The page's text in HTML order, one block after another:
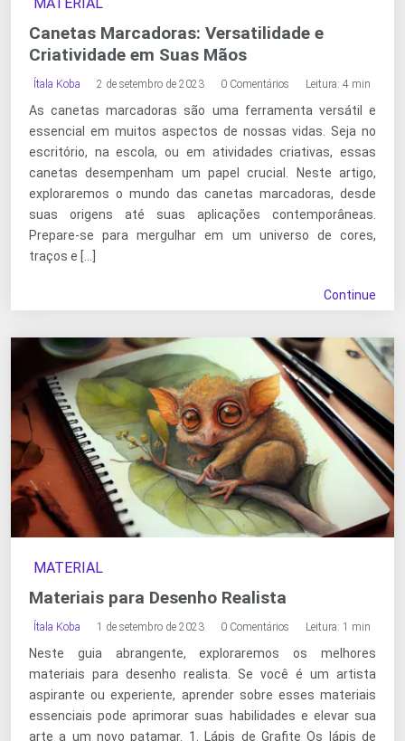
Canetas Marcadoras: Versatilidade e
Criatividade em Suas Mãos
Ítala Koba 2 de setembro de 2023 0 Comentários Leitura: 4 min
As canetas marcadoras são uma ferramenta versátil e
essencial em muitos aspectos de nossas vidas. Seja no
escritório, na escola, ou em atividades criativas, essas
canetas desempenham um papel crucial. Neste artigo,
exploraremos o mundo das canetas marcadoras, desde
suas origens até suas aplicações contemporâneas.
Prepare-se para mergulhar em um universo de cores,
traços e […]
Continue
MATERIAL
Materiais para Desenho Realista
Ítala Koba 1 de setembro de 2023 0 Comentários Leitura: 1 min
Neste guia abrangente, exploraremos os melhores
materiais para desenho realista. Se você é um artista
aspirante ou experiente, aprender sobre esses materiais
essenciais pode aprimorar suas habilidades e elevar sua
arte a um novo patamar. 1. Lápis de Grafite Os lápis de